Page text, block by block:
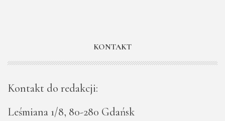
KONTAKT
Kontakt do redakcji:
Leśmiana 1/8, 80-280 Gdańsk